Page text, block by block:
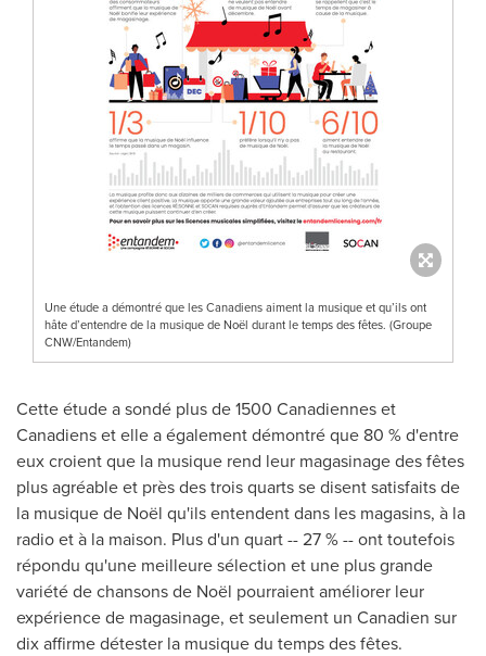
Une étude a démontré que les Canadiens aiment la musique et qu’ils ont
hâte d’entendre de la musique de Noël durant le temps des fêtes. (Groupe
CNW/Entandem)
Cette étude a sondé plus de 1500 Canadiennes et
Canadiens et elle a également démontré que 80 % d'entre
eux croient que la musique rend leur magasinage des fêtes
plus agréable et près des trois quarts se disent satisfaits de
la musique de Noël qu'ils entendent dans les magasins, à la
radio et à la maison. Plus d'un quart -- 27 % -- ont toutefois
répondu qu'une meilleure sélection et une plus grande
variété de chansons de Noël pourraient améliorer leur
expérience de magasinage, et seulement un Canadien sur
dix affirme détester la musique du temps des fêtes.